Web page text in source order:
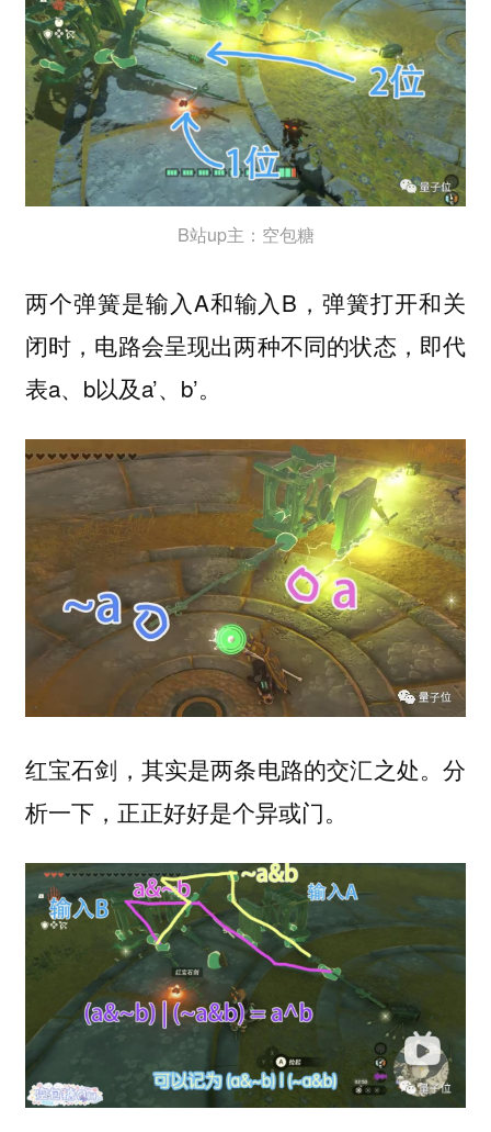
B站up主：空包糖
两个弹簧是输入A和输入B，弹簧打开和关
闭时，电路会呈现出两种不同的状态，即代
表a、b以及a’、b’。
红宝石剑，其实是两条电路的交汇之处。分
析一下，正正好好是个异或门。